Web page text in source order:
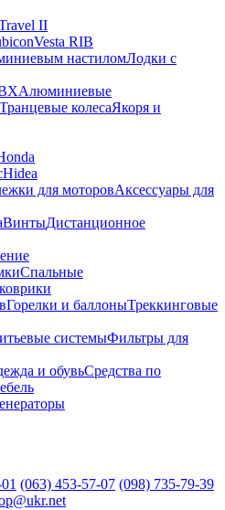
II
Vesta RIB
настиломЛодки с
Алюминиевые
Транцевые колесаЯкоря и
Hidea
для моторовАксессуары для
ВинтыДистанционное
Спальные
Горелки и баллоныТреккинговые
системыФильтры для
и обувьСредства по
(063) 453-57-07 (098) 735-79-39